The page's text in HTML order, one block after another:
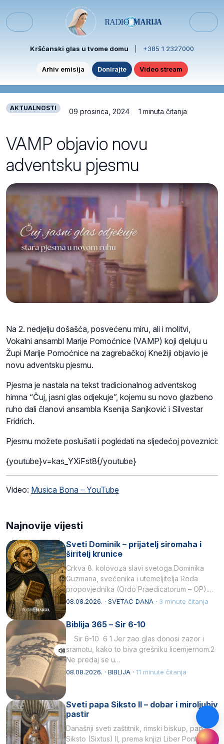
Menu
Kršćanski glas u tvome domu +385 1 2327000
Arhiv emisija Donirajte Video stream
AKTUALNOSTI 09 prosinca, 2024 1 minuta čitanja
VAMP objavio novu
adventsku pjesmu
Na 2. nedjelju došašća, posvećenu miru, ali i molitvi,
Vokalni ansambl Marije Pomoćnice (VAMP) koji djeluju u
Župi Marije Pomoćnice na zagrebačkoj Knežiji objavio je
novu adventsku pjesmu.
Pjesma je nastala na tekst tradicionalnog adventskog
himna “Čuj, jasni glas odjekuje”, kojemu su novo glazbeno
ruho dali članovi ansambla Ksenija Sanjković i Silvestar
Fridrich.
Pjesmu možete poslušati i pogledati na sljedećoj poveznici:
{youtube}v=kas_YXiFst8{/youtube}
Video: Musica Bona – YouTube
Najnovije vijesti
Sveti Dominik – prijatelj siromaha i
širitelj krunice
Crkva 8. kolovoza slavi svetoga Dominika
Guzmana, svećenika i utemeljitelja Reda
propovjednika (Ordo Praedicatorum – OP).
Svojim životom, dubokom ljubavlju prema
08.08.2026. · SVETAC DANA · 3 minute čitanja
Biblija 365 – Sir 6-10
Sir 6-10 6 1 Jer zao glas donosi zazor i
sramotu, kako to biva grešniku licemjernom.2
Ne predaj se u…
08.08.2026. · BIBLIJA · 11 minute čitanja
Sveti papa Siksto II – dobar i miroljubiv
pastir
Današnji sveti zaštitnik, rimski biskup, papa
Siksto (Sixtus) II, prema knjizi Liber Pontificalis